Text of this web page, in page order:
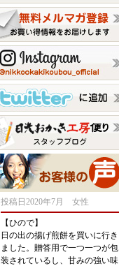
投稿日2020年7月 女性
【ひので】
日の出の揚げ煎餅を買いに行き
ました。贈答用で一つ一つが包
装されているし、甘みの強い味